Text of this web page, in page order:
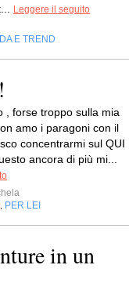
Leggere il seguito
E TREND
, forse troppo sulla mia
amo i paragoni con il
concentrarmi sul QUI
ancora di più mi...
PER LEI
in un